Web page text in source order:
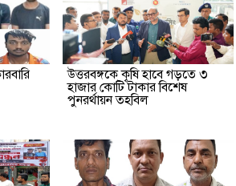
উত্তরবঙ্গকে কৃষি হাবে গড়তে ৩
হাজার কোটি টাকার বিশেষ
পুনরর্থায়ন তহবিল